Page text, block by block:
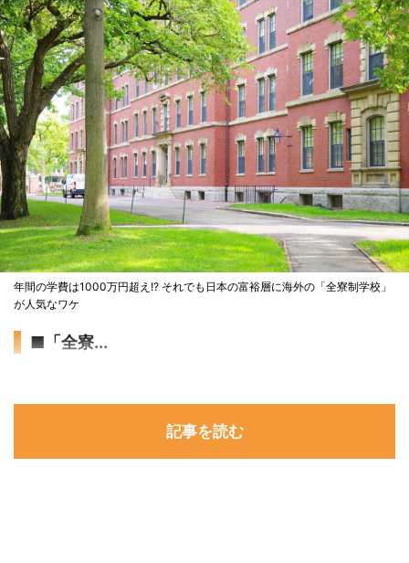
年間の学費は1000万円超え!? それでも日本の富裕層に海外の「全寮制学校」
が人気なワケ
■「全寮...
記事を読む